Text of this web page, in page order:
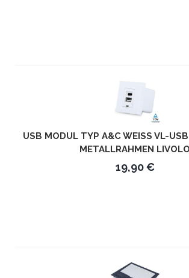
USB MODUL TYP A&C WEISS VL-USB-
ETALLRAHMEN LIVOLO
19,90 €